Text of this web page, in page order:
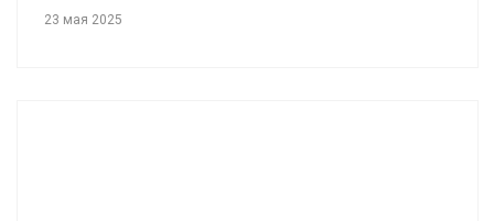
23 мая 2025